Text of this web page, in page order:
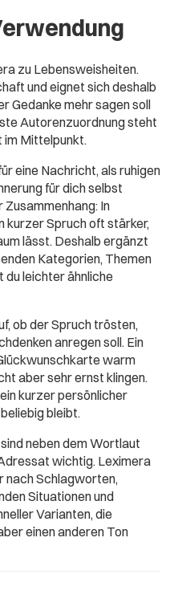
zu Lebensweisheiten.
und eignet sich deshalb
Gedanke mehr sagen soll
Autorenzuordnung steht
im Mittelpunkt.
eine Nachricht, als ruhigen
für dich selbst
In
kurzer Spruch oft stärker,
lässt. Deshalb ergänzt
Kategorien, Themen
du leichter ähnliche
ob der Spruch trösten,
anregen soll. Ein
warm
aber sehr ernst klingen.
kurzer persönlicher
bleibt.
neben dem Wortlaut
wichtig. Leximera
nach Schlagworten,
Situationen und
Varianten, die
einen anderen Ton